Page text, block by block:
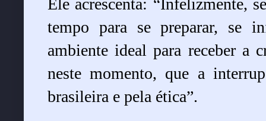
Ele acrescenta: “Infelizmente,
tempo para se preparar, se
ambiente ideal para receber a
neste momento, que a
brasileira e pela ética”.